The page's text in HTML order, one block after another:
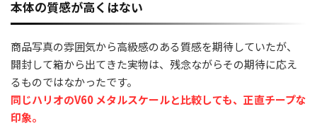
本体の質感が高くはない
商品写真の雰囲気から高級感のある質感を期待していたが、
開封して箱から出てきた実物は、残念ながらその期待に応え
るものではなかったです。
同じハリオのV60 メタルスケールと比較しても、正直チープな
印象。